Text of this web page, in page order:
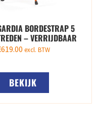
BORDESTRAP 5
– VERRIJDBAAR
619.00 excl. BTW
BEKIJK